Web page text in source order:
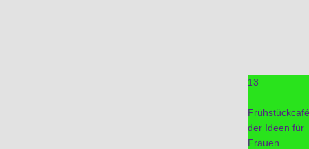
13
Frühstückcafé
der Ideen für
Frauen